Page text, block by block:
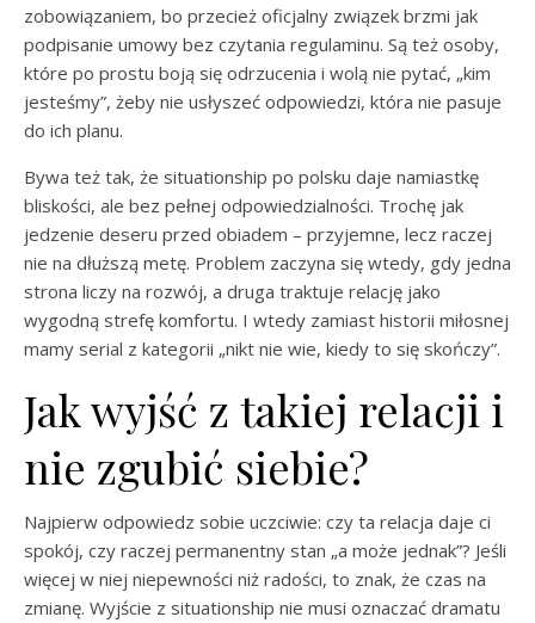
zobowiązaniem, bo przecież oficjalny związek brzmi jak
podpisanie umowy bez czytania regulaminu. Są też osoby,
które po prostu boją się odrzucenia i wolą nie pytać, „kim
jesteśmy”, żeby nie usłyszeć odpowiedzi, która nie pasuje
do ich planu.
Bywa też tak, że situationship po polsku daje namiastkę
bliskości, ale bez pełnej odpowiedzialności. Trochę jak
jedzenie deseru przed obiadem – przyjemne, lecz raczej
nie na dłuższą metę. Problem zaczyna się wtedy, gdy jedna
strona liczy na rozwój, a druga traktuje relację jako
wygodną strefę komfortu. I wtedy zamiast historii miłosnej
mamy serial z kategorii „nikt nie wie, kiedy to się skończy”.
Jak wyjść z takiej relacji i
nie zgubić siebie?
Najpierw odpowiedz sobie uczciwie: czy ta relacja daje ci
spokój, czy raczej permanentny stan „a może jednak”? Jeśli
więcej w niej niepewności niż radości, to znak, że czas na
zmianę. Wyjście z situationship nie musi oznaczać dramatu